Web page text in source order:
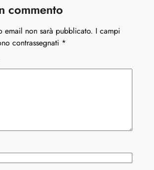
commento
email non sarà pubblicato. I campi
contrassegnati *